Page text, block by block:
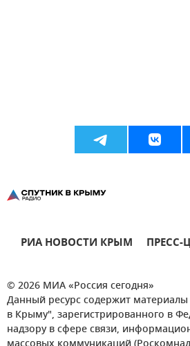
РИА НОВОСТИ КРЫМ ПРЕСС-
© 2026 МИА «Россия сегодня»
Данный ресурс содержит
в Крыму", зарегистрированного в
надзору в сфере связи,